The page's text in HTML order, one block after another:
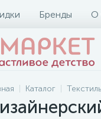
Бренды О
Каталог Текстиль